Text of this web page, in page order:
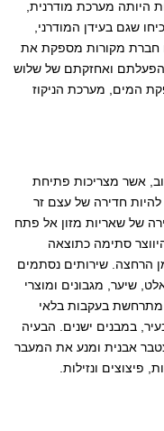
היותה מערכת מודרנית,
שגם בעידן המודרני,
חברת מקורות מספקת את
הפעלתם ואחזקתם של שלוש
המים, מערכת הניקוז
אשר מצריכות פתיחת
להיות חדירה של עצם זר
של שאריות מזון אל פתח
סתימה כתוצאה
הרחצה. שירותים נסתמים
שיער, מגבונים ומוצרי
מתרחשת בעקבות בלאי
במבנים ישנים. הבעיה
אבנית ומנע את המעבר
פיצוצים ונזילות.